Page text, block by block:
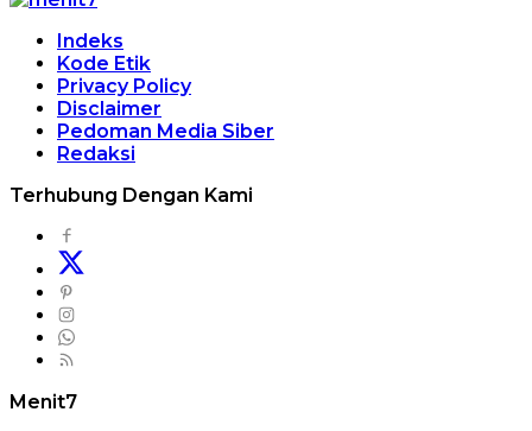
Indeks
Kode Etik
Privacy Policy
Disclaimer
Pedoman Media Siber
Redaksi
Terhubung Dengan Kami
Menit7